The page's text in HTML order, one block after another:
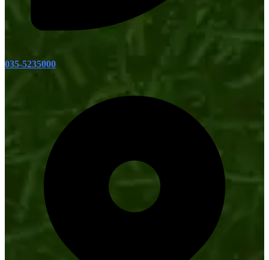
035-5235000